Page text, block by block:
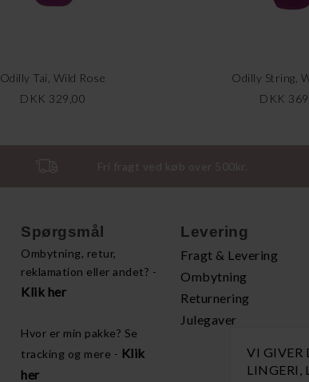
VI GIVER
LINGERI,
Odilly Tai, Wild Rose
DKK 329,00
Odilly String,
DKK
Fri fragt ved køb over 500kr.
Spørgsmål
Ombytning, retur,
reklamation eller andet? -
Klik her
Hvor er min pakke? Se
tracking og mere - Klik
her
Levering
Fragt & Levering
Ombytning
Returnering
Julegaver